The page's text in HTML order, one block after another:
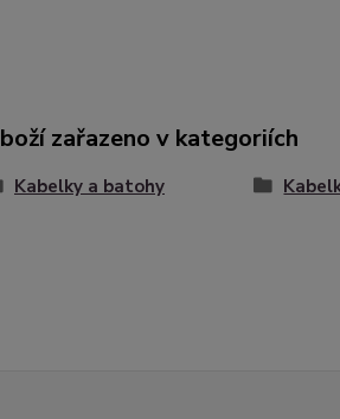
zařazeno v kategoriích
Kabelky a batohy